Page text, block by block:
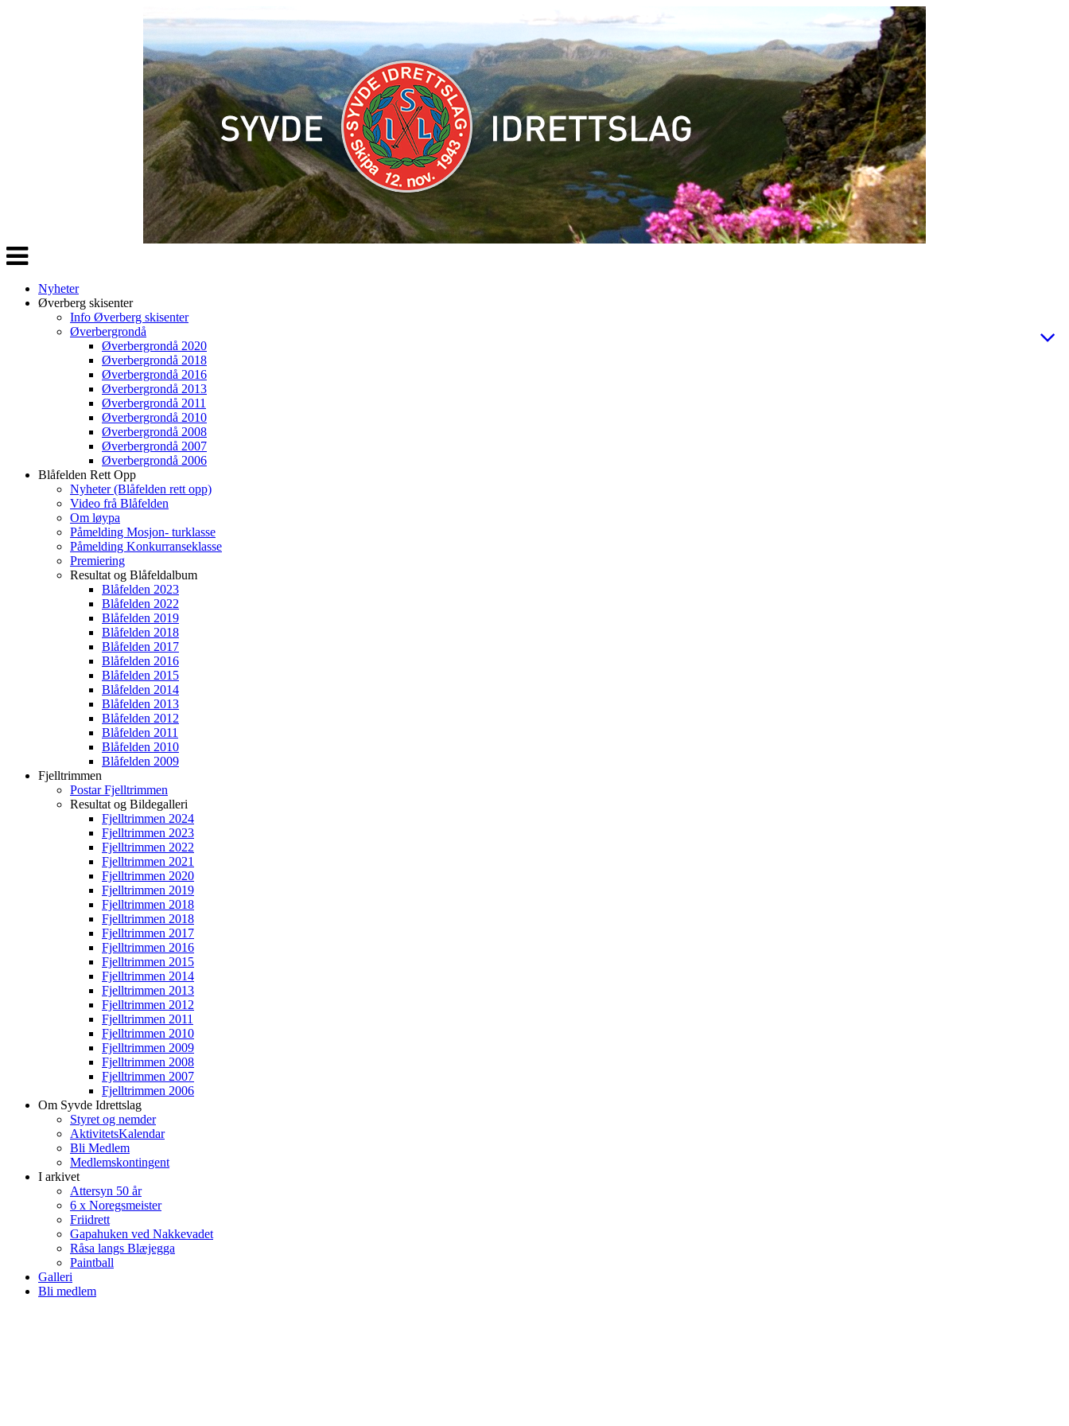
Veksle
navigasjon
Nyheter
Øverberg skisenter
Info Øverberg skisenter
Øverbergrondå
Øverbergrondå 2020
Øverbergrondå 2018
Øverbergrondå 2016
Øverbergrondå 2013
Øverbergrondå 2011
Øverbergrondå 2010
Øverbergrondå 2008
Øverbergrondå 2007
Øverbergrondå 2006
Blåfelden Rett Opp
Nyheter (Blåfelden rett opp)
Video frå Blåfelden
Om løypa
Påmelding Mosjon- turklasse
Påmelding Konkurranseklasse
Premiering
Resultat og Blåfeldalbum
Blåfelden 2023
Blåfelden 2022
Blåfelden 2019
Blåfelden 2018
Blåfelden 2017
Blåfelden 2016
Blåfelden 2015
Blåfelden 2014
Blåfelden 2013
Blåfelden 2012
Blåfelden 2011
Blåfelden 2010
Blåfelden 2009
Fjelltrimmen
Postar Fjelltrimmen
Resultat og Bildegalleri
Fjelltrimmen 2024
Fjelltrimmen 2023
Fjelltrimmen 2022
Fjelltrimmen 2021
Fjelltrimmen 2020
Fjelltrimmen 2019
Fjelltrimmen 2018
Fjelltrimmen 2018
Fjelltrimmen 2017
Fjelltrimmen 2016
Fjelltrimmen 2015
Fjelltrimmen 2014
Fjelltrimmen 2013
Fjelltrimmen 2012
Fjelltrimmen 2011
Fjelltrimmen 2010
Fjelltrimmen 2009
Fjelltrimmen 2008
Fjelltrimmen 2007
Fjelltrimmen 2006
Om Syvde Idrettslag
Styret og nemder
AktivitetsKalendar
Bli Medlem
Medlemskontingent
I arkivet
Attersyn 50 år
6 x Noregsmeister
Friidrett
Gapahuken ved Nakkevadet
Råsa langs Blæjegga
Paintball
Galleri
Bli medlem